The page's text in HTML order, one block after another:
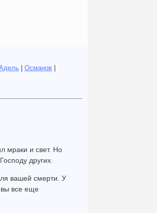
| Османов |
мраки и свет. Но
других.
вашей смерти. У
вы все еще